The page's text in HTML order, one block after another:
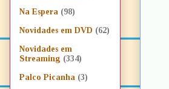
Na Espera (98)
Novidades em DVD (62)
Novidades em
Streaming (334)
Palco Picanha (3)